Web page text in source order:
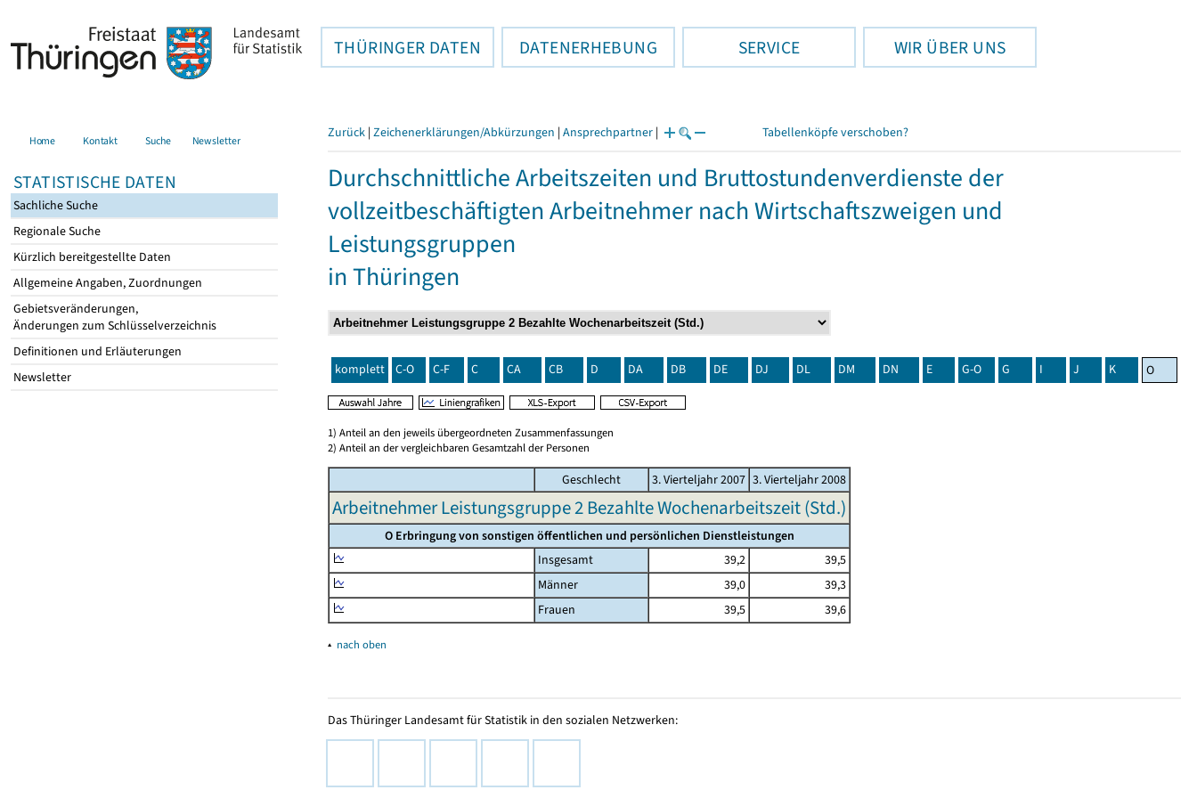
THÜRINGER DATEN DATENERHEBUNG SERVICE WIR ÜBER UNS
Home Kontakt Suche Newsletter
STATISTISCHE DATEN
Sachliche Suche
Regionale Suche
Kürzlich bereitgestellte Daten
Allgemeine Angaben, Zuordnungen
Gebietsveränderungen,
Änderungen zum Schlüsselverzeichnis
Definitionen und Erläuterungen
Newsletter
Zurück | Zeichenerklärungen/Abkürzungen | Ansprechpartner | Tabellenköpfe verschoben?
Durchschnittliche Arbeitszeiten und Bruttostundenverdienste der
vollzeitbeschäftigten Arbeitnehmer nach Wirtschaftszweigen und
Leistungsgruppen
in Thüringen
komplett C-O C-F C CA CB D DA DB DE DJ DL DM DN E G-O G I J K O
1) Anteil an den jeweils übergeordneten Zusammenfassungen
2) Anteil an der vergleichbaren Gesamtzahl der Personen
Geschlecht 3. Vierteljahr 2007 3. Vierteljahr 2008
Arbeitnehmer Leistungsgruppe 2 Bezahlte Wochenarbeitszeit (Std.)
O Erbringung von sonstigen öffentlichen und persönlichen Dienstleistungen
Insgesamt
39,2
39,5
Männer
39,0
39,3
Frauen
39,5 39,6
▴ nach oben
Das Thüringer Landesamt für Statistik in den sozialen Netzwerken: